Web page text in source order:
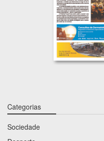
Categorias
Sociedade